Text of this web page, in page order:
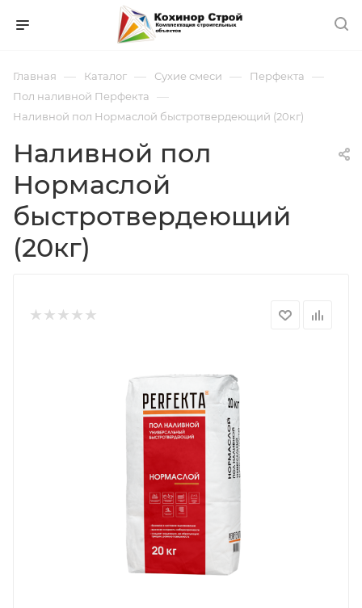
Главная — Каталог — Сухие смеси — Перфекта —
Пол наливной Перфекта —
Наливной пол Нормаслой быстротвердеющий (20кг)
Наливной пол
Нормаслой
быстротвердеющий
(20кг)